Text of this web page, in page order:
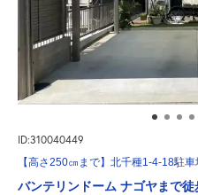
ID:310040449
【高さ250㎝まで】北千種1-4-18駐車
バンテリンドーム ナゴヤまで